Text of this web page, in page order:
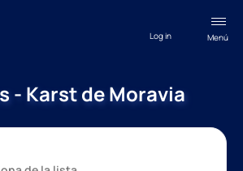
Menú
Log in
- Karst de Moravia